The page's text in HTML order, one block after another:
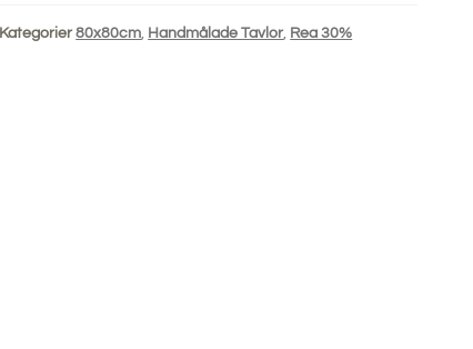
Kategorier 80x80cm, Handmålade Tavlor, Rea 30%